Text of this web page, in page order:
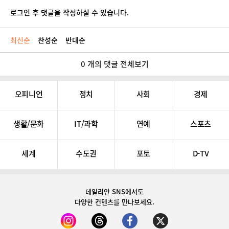
로그인 후 댓글을 작성하실 수 있습니다.
최신순 찬성순 반대순
0 개의 댓글 전체보기
오피니언 정치 사회 경제
생활/문화 IT/과학 연예 스포츠
세계 수도권 포토 D-TV
데일리안 SNS에서도
다양한 컨텐츠를 만나보세요.